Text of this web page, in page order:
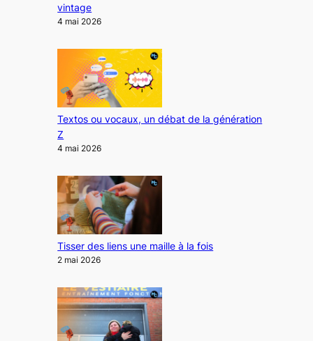
vintage
4 mai 2026
Textos ou vocaux, un débat de la génération
Z
4 mai 2026
Tisser des liens une maille à la fois
2 mai 2026